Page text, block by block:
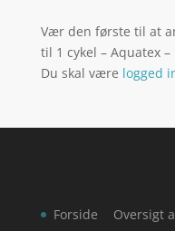
Vær den første til at
til 1 cykel – Aquatex –
Du skal være logged
Forside
Oversigt